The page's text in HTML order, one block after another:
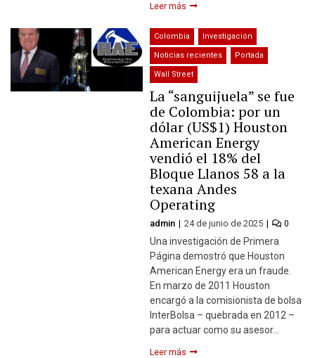
Leer más
Colombia Investigación
Noticias recientes Portada
Wall Street
La “sanguijuela” se fue
de Colombia: por un
dólar (US$1) Houston
American Energy
vendió el 18% del
Bloque Llanos 58 a la
texana Andes
Operating
admin 24 de junio de 2025 0
Una investigación de Primera
Página demostró que Houston
American Energy era un fraude.
En marzo de 2011 Houston
encargó a la comisionista de bolsa
InterBolsa – quebrada en 2012 –
para actuar como su asesor…
Leer más